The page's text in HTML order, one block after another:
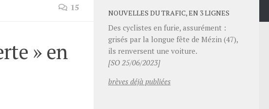
15
» en
NOUVELLES DU TRAFIC, EN 3 LIGNES
Des cyclistes en furie, assurément :
grisés par la longue fête de Mézin (47),
ils renversent une voiture.
[SO 25/06/2023]
brèves déjà publiées